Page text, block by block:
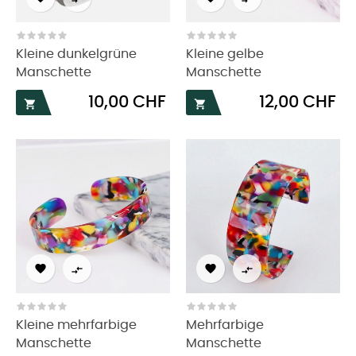
Kleine dunkelgrüne
Manschette

Preis
10,00 CHF
Kleine gelbe
Manschette

Preis
12,00 CHF
 
Kleine mehrfarbige
Manschette
 
Mehrfarbige
Manschette